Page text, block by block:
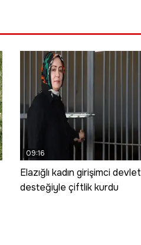
09:16
Elazığlı kadın girişimci devlet
desteğiyle çiftlik kurdu